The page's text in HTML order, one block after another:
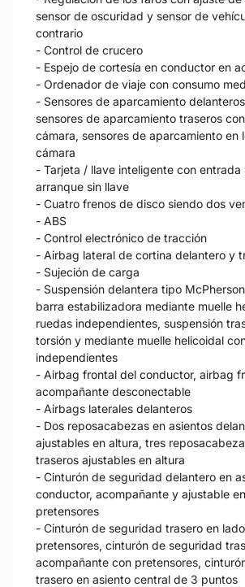
sensor de oscuridad y sensor de
contrario
- Control de crucero
- Espejo de cortesía en conductor en
- Ordenador de viaje con consumo
- Sensores de aparcamiento
sensores de aparcamiento traseros
cámara, sensores de aparcamiento en
cámara
- Tarjeta / llave inteligente con entrada
arranque sin llave
- Cuatro frenos de disco siendo dos
- ABS
- Control electrónico de tracción
- Airbag lateral de cortina delantero y
- Sujeción de carga
- Suspensión delantera tipo
barra estabilizadora mediante muelle
ruedas independientes, suspensión
torsión y mediante muelle helicoidal
independientes
- Airbag frontal del conductor, airbag
acompañante desconectable
- Airbags laterales delanteros
- Dos reposacabezas en asientos
ajustables en altura, tres
traseros ajustables en altura
- Cinturón de seguridad delantero en
conductor, acompañante y ajustable
pretensores
- Cinturón de seguridad trasero en
pretensores, cinturón de seguridad
acompañante con pretensores,
trasero en asiento central de 3 puntos